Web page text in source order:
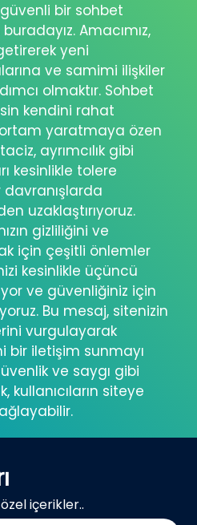
bir sohbet
Amacımız,
yeni
ve samimi ilişkiler
olmaktır. Sohbet
kendini rahat
yaratmaya özen
ayrımcılık gibi
kesinlikle tolere
uzaklaştırıyoruz.
gizliliğini ve
için çeşitli önlemler
kesinlikle üçüncü
ve güvenliğiniz için
Bu mesaj, sitenizin
vurgulayarak
bir iletişim sunmayı
ve saygı gibi
kullanıcıların siteye
özel içerikler..